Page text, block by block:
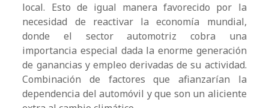
local. Esto de igual manera favorecido por la
necesidad de reactivar la economía mundial,
donde el sector automotriz cobra una
importancia especial dada la enorme generación
de ganancias y empleo derivadas de su actividad.
Combinación de factores que afianzarían la
dependencia del automóvil y que son un aliciente